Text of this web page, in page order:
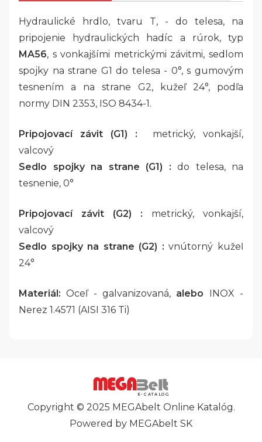
Hydraulické hrdlo, tvaru T, - do telesa, na
pripojenie hydraulických hadíc a rúrok, typ
MA56, s vonkajšími metrickými závitmi, sedlom
spojky na strane G1 do telesa - 0°, s gumovým
tesnením a na strane G2, kužeľ 24°, podľa
normy DIN 2353, ISO 8434-1.
Pripojovací závit (G1) : metrický, vonkajší,
valcový
Sedlo spojky na strane (G1) : do telesa, na
tesnenie, 0°
Pripojovací závit (G2) : metrický, vonkajší,
valcový
Sedlo spojky na strane (G2) : vnútorný kužeľ
24°
Materiál: Oceľ - galvanizovaná, alebo INOX -
Nerez 1.4571 (AISI 316 Ti)
E-CATALOG
Copyright © 2025 MEGAbelt Online Katalóg.
Powered by MEGAbelt SK